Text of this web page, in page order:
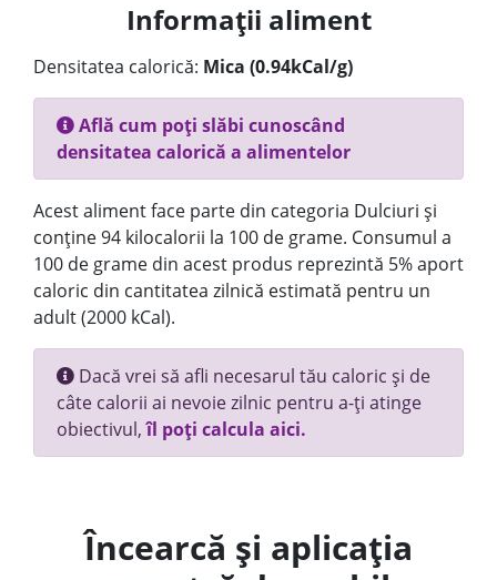
Informații aliment
Densitatea calorică: Mica (0.94kCal/g)
Află cum poți slăbi cunoscând
densitatea calorică a alimentelor
Acest aliment face parte din categoria Dulciuri și
conține 94 kilocalorii la 100 de grame. Consumul a
100 de grame din acest produs reprezintă 5% aport
caloric din cantitatea zilnică estimată pentru un
adult (2000 kCal).
Dacă vrei să afli necesarul tău caloric și de
câte calorii ai nevoie zilnic pentru a-ți atinge
obiectivul,îl poți calcula aici.
Încearcă și aplicația